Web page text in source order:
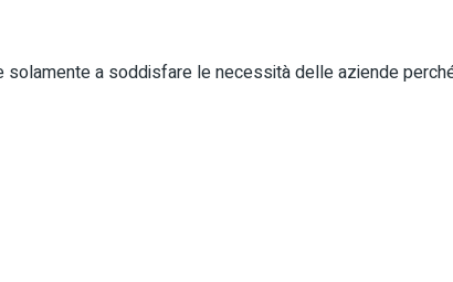
a soddisfare le necessità delle aziende